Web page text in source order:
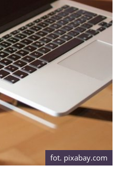
fot. pixabay.com